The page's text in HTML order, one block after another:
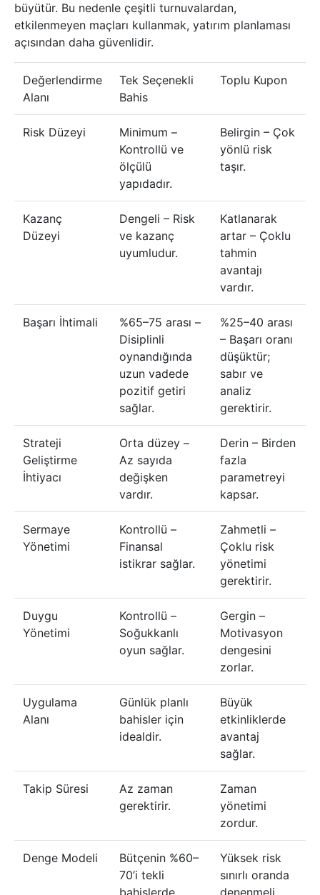
büyütür. Bu nedenle çeşitli turnuvalardan,
etkilenmeyen maçları kullanmak, yatırım planlaması
açısından daha güvenlidir.
Değerlendirme
Alanı
Tek Seçenekli
Bahis
Toplu Kupon
Risk Düzeyi
Minimum –
Kontrollü ve
ölçülü
yapıdadır.
Belirgin – Çok
yönlü risk
taşır.
Kazanç
Düzeyi
Dengeli – Risk
ve kazanç
uyumludur.
Katlanarak
artar – Çoklu
tahmin
avantajı
vardır.
Başarı İhtimali
%65–75 arası –
Disiplinli
oynandığında
uzun vadede
pozitif getiri
sağlar.
%25–40 arası
– Başarı oranı
düşüktür;
sabır ve
analiz
gerektirir.
Strateji
Geliştirme
İhtiyacı
Orta düzey –
Az sayıda
değişken
vardır.
Derin – Birden
fazla
parametreyi
kapsar.
Sermaye
Yönetimi
Kontrollü –
Finansal
istikrar sağlar.
Zahmetli –
Çoklu risk
yönetimi
gerektirir.
Duygu
Yönetimi
Kontrollü –
Soğukkanlı
oyun sağlar.
Gergin –
Motivasyon
dengesini
zorlar.
Uygulama
Alanı
Günlük planlı
bahisler için
idealdir.
Büyük
etkinliklerde
avantaj
sağlar.
Takip Süresi
Az zaman
gerektirir.
Zaman
yönetimi
zordur.
Denge Modeli
Bütçenin %60–
70’i tekli
bahislerde
Yüksek risk
sınırlı oranda
denenmeli.